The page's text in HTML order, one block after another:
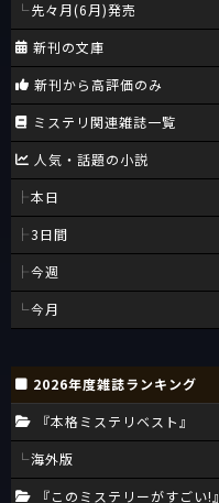
先々月(6月)発売
新刊の文庫
新刊から高評価のみ
ミステリ関連雑誌一覧
人気・話題の小説
本日
3日間
今週
今月
2026年度雑誌ランキング
『本格ミステリベスト』
海外版
『このミステリーがすごい!』